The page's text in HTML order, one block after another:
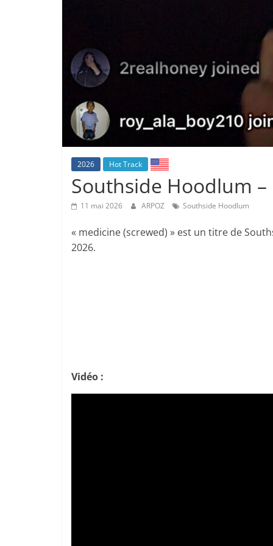
2026 Hot Track
Southside Hoodlum
11 mai 2026 ARPOZ Southside Hoodlum
« medicine (screwed) » est un titre de
2026.
Vidéo :